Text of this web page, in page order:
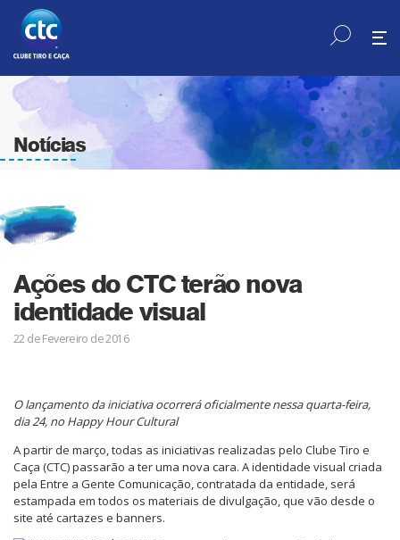
Notícias
Ações do CTC terão nova
identidade visual
22 de Fevereiro de 2016
O lançamento da iniciativa ocorrerá oficialmente nessa quarta-feira,
dia 24, no Happy Hour Cultural
A partir de março, todas as iniciativas realizadas pelo Clube Tiro e
Caça (CTC) passarão a ter uma nova cara. A identidade visual criada
pela Entre a Gente Comunicação, contratada da entidade, será
estampada em todos os materiais de divulgação, que vão desde o
site até cartazes e banners.